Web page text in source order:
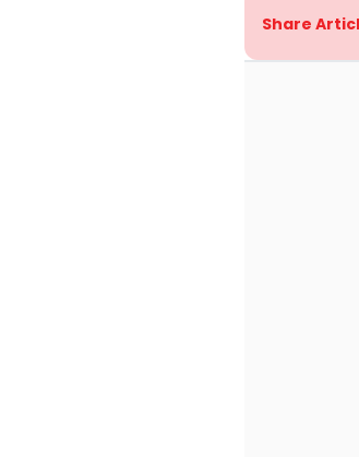
Share